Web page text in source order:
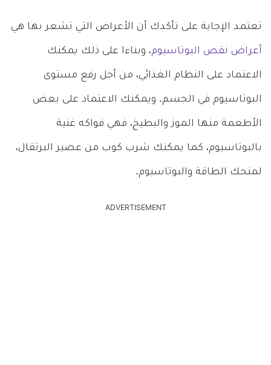
تعتمد الإجابة على تأكدك أن الأعراض التي تشعر بها هي
أعراض نقص البوتاسيوم، وبناءا على ذلك يمكنك
الاعتماد على النظام الغذائي، من أجل رفع مستوى
البوتاسيوم في الجسم. ويمكنك الاعتماد على بعض
الأطعمة منها الموز والبطيخ، فهي فواكه غنية
بالبوتاسيوم، كما يمكنك شرب كوب من عصير البرتقال،
لمنحك الطاقة والبوتاسيوم.
ADVERTISEMENT